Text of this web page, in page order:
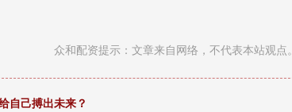
众和配资提示：文章来自网络，不代表本站观点。
自己搏出未来？